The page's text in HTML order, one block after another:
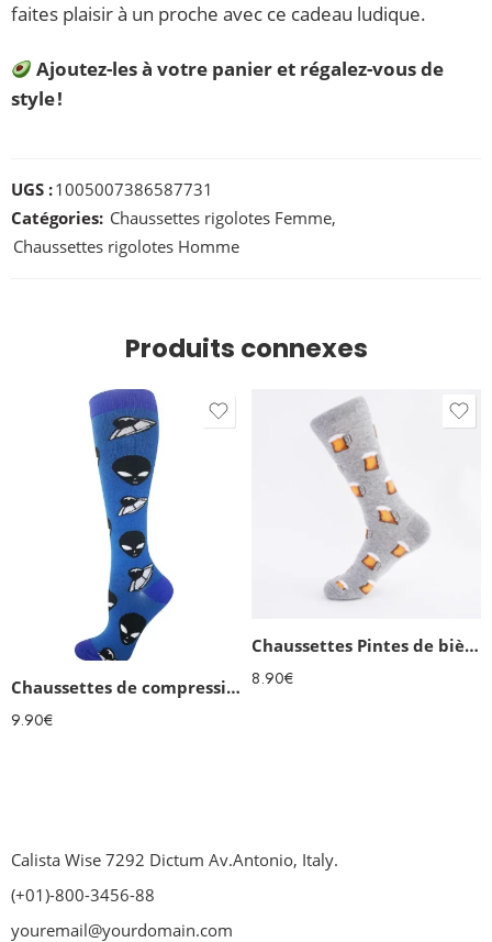
faites plaisir à un proche avec ce cadeau ludique.
Ajoutez-les à votre panier et régalez-vous de
style !
UGS :1005007386587731
Catégories: Chaussettes rigolotes Femme,
Chaussettes rigolotes Homme
Produits connexes
Chaussettes de compression Aliens
9.90€
Chaussettes Pintes de bière humoristiques homme
8.90€
Calista Wise 7292 Dictum Av.Antonio, Italy.
(+01)-800-3456-88
youremail@yourdomain.com